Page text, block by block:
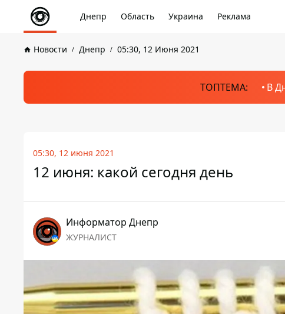
Днепр Область Украина Реклама
Новости Днепр 05:30, 12 Июня 2021
ТОПТЕМА: В
05:30, 12 июня 2021
12 июня: какой сегодня день
Информатор Днепр
ЖУРНАЛИСТ